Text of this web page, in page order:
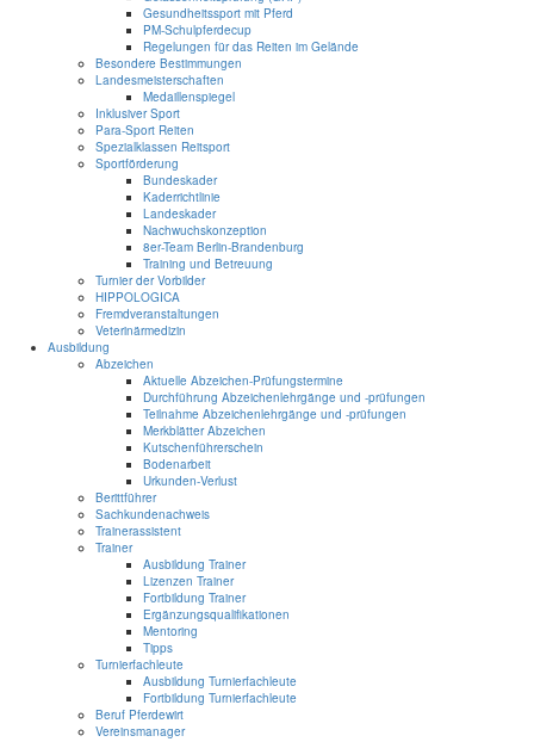
Gesundheitssport mit Pferd
PM-Schulpferdecup
Regelungen für das Reiten im Gelände
Besondere Bestimmungen
Landesmeisterschaften
Medaillenspiegel
Inklusiver Sport
Para-Sport Reiten
Spezialklassen Reitsport
Sportförderung
Bundeskader
Kaderrichtlinie
Landeskader
Nachwuchskonzeption
8er-Team Berlin-Brandenburg
Training und Betreuung
Turnier der Vorbilder
HIPPOLOGICA
Fremdveranstaltungen
Veterinärmedizin
Ausbildung
Abzeichen
Aktuelle Abzeichen-Prüfungstermine
Durchführung Abzeichenlehrgänge und -prüfungen
Teilnahme Abzeichenlehrgänge und -prüfungen
Merkblätter Abzeichen
Kutschenführerschein
Bodenarbeit
Urkunden-Verlust
Berittführer
Sachkundenachweis
Trainerassistent
Trainer
Ausbildung Trainer
Lizenzen Trainer
Fortbildung Trainer
Ergänzungsqualifikationen
Mentoring
Tipps
Turnierfachleute
Ausbildung Turnierfachleute
Fortbildung Turnierfachleute
Beruf Pferdewirt
Vereinsmanager